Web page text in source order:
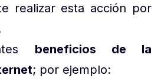
realizar esta acción por
beneficios de la
; por ejemplo: